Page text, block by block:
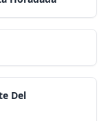
Del